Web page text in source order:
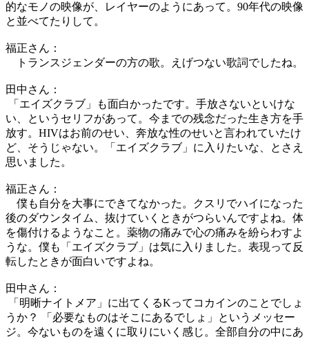
的なモノの映像が、レイヤーのようにあって。90年代の映像
と並べてたりして。
福正さん：
トランスジェンダーの方の歌。えげつない歌詞でしたね。
田中さん：
「エイズクラブ」も面白かったです。手放さないといけな
い、というセリフがあって。今までの残念だった生き方を手
放す。HIVはお前のせい、奔放な性のせいと言われていたけ
ど、そうじゃない。「エイズクラブ」に入りたいな、とさえ
思いました。
福正さん：
僕も自分を大事にできてなかった。クスリでハイになった
後のダウンタイム、抜けていくときがつらいんですよね。体
を傷付けるようなこと。薬物の痛みで心の痛みを紛らわすよ
うな。僕も「エイズクラブ」は気に入りました。表現って反
転したときが面白いですよね。
田中さん：
「明晰ナイトメア」に出てくるKってコカインのことでしょ
うか？ 「必要なものはそこにあるでしょ」というメッセー
ジ。今ないものを遠くに取りにいく感じ。全部自分の中にあ